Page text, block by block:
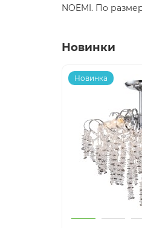
NOEMI. По
Новинки
Новинка